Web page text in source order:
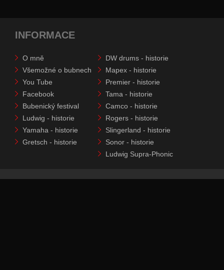
INFORMACE
O mně
Všemožné o bubnech
You Tube
Facebook
Bubenický festival
Ludwig - historie
Yamaha - historie
Gretsch - historie
DW drums - historie
Mapex - historie
Premier - historie
Tama - historie
Camco - historie
Rogers - historie
Slingerland - historie
Sonor - historie
Ludwig Supra-Phonic